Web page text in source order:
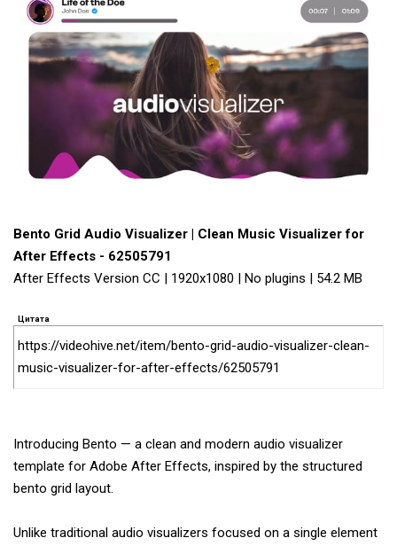
Bento Grid Audio Visualizer | Clean Music Visualizer for
After Effects - 62505791
After Effects Version CC | 1920x1080 | No plugins | 54.2 MB
Цитата
https://videohive.net/item/bento-grid-audio-visualizer-clean-
music-visualizer-for-after-effects/62505791
Introducing Bento — a clean and modern audio visualizer
template for Adobe After Effects, inspired by the structured
bento grid layout.
Unlike traditional audio visualizers focused on a single element